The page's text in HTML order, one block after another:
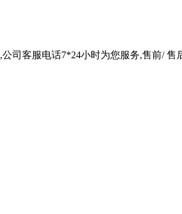
司客服电话7*24小时为您服务,售前/